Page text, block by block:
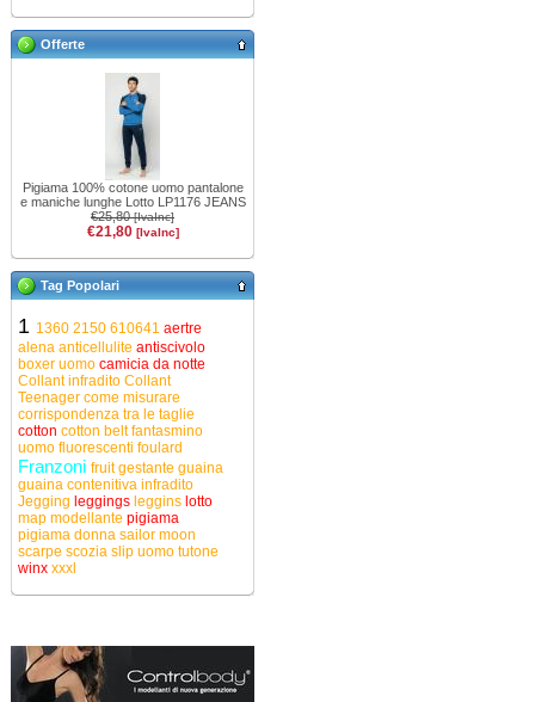
Offerte
Pigiama 100% cotone uomo pantalone
e maniche lunghe Lotto LP1176 JEANS
€25,80[IvaInc]
€21,80 [IvaInc]
Tag Popolari
1 1360 2150 610641 aertre
alena anticellulite antiscivolo
boxer uomo camicia da notte
Collant infradito Collant
Teenager come misurare
corrispondenza tra le taglie
cotton cotton beltfantasmino
uomo fluorescenti foulard
Franzoni fruitgestante guaina
guaina contenitiva infradito
Jegging leggings leggins lotto
map modellante pigiama
pigiama donna sailor moon
scarpe scozia slip uomo tutone
winx xxxl